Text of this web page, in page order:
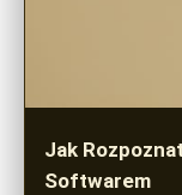
Jak
Softwarem